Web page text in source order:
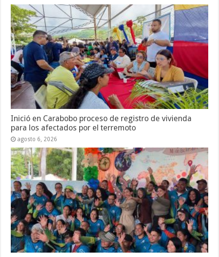
Inició en Carabobo proceso de registro de vivienda
para los afectados por el terremoto
agosto 6, 2026